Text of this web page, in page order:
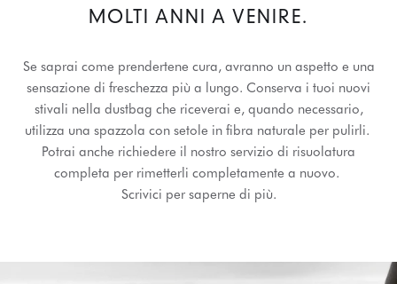
MOLTI ANNI A VENIRE.
Se saprai come prendertene cura, avranno un aspetto e una
sensazione di freschezza più a lungo. Conserva i tuoi nuovi
stivali nella dustbag che riceverai e, quando necessario,
utilizza una spazzola con setole in fibra naturale per pulirli.
Potrai anche richiedere il nostro servizio di risuolatura
completa per rimetterli completamente a nuovo.
Scrivici per saperne di più.